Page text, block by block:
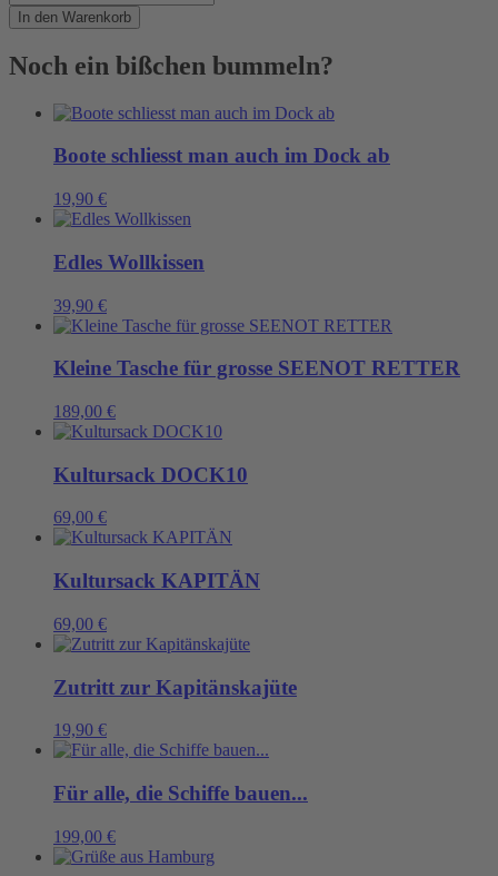
Menge
In den Warenkorb
Noch ein bißchen bummeln?
Boote schliesst man auch im Dock ab
19,90 €
Edles Wollkissen
39,90 €
Kleine Tasche für grosse SEENOT RETTER
189,00 €
Kultursack DOCK10
69,00 €
Kultursack KAPITÄN
69,00 €
Zutritt zur Kapitänskajüte
19,90 €
Für alle, die Schiffe bauen...
199,00 €